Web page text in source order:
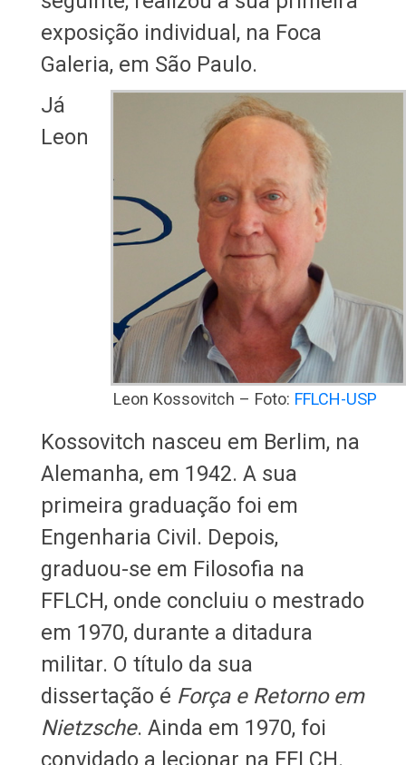
exposição individual, na Foca
Galeria, em São Paulo.
Leon Kossovitch – Foto: FFLCH-USP
Já
Leon
Kossovitch nasceu em Berlim, na
Alemanha, em 1942. A sua
primeira graduação foi em
Engenharia Civil. Depois,
graduou-se em Filosofia na
FFLCH, onde concluiu o mestrado
em 1970, durante a ditadura
militar. O título da sua
dissertação é Força e Retorno em
Nietzsche. Ainda em 1970, foi
convidado a lecionar na FFLCH.